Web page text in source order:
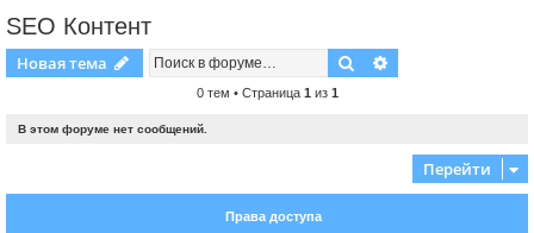
SEO Контент
Новая тема Поиск
0 тем • Страница 1 из 1
В этом форуме нет сообщений.
Перейти
Права доступа